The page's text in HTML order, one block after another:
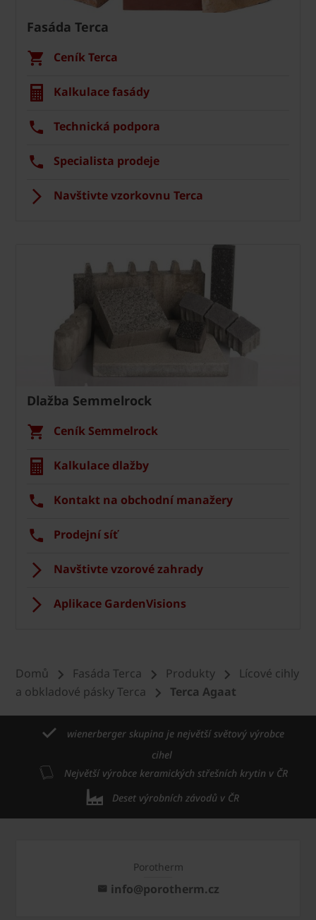
Fasáda Terca
Ceník Terca
Kalkulace fasády
Technická podpora
Specialista prodeje
Navštivte vzorkovnu Terca
Dlažba Semmelrock
Ceník Semmelrock
Kalkulace dlažby
Kontakt na obchodní manažery
Prodejní síť
Navštivte vzorové zahrady
Aplikace GardenVisions
Domů Fasáda Terca Produkty
Lícové cihly
a obkladové pásky Terca
Terca Agaat
wienerberger skupina je největší světový výrobce
cihel
Největší výrobce keramických střešních krytin v ČR
Deset výrobních závodů v ČR
Porotherm
info@porotherm.cz